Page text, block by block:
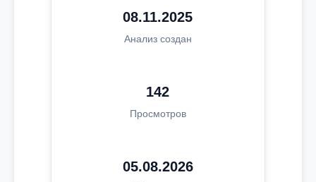
08.11.2025
Анализ создан
142
Просмотров
05.08.2026